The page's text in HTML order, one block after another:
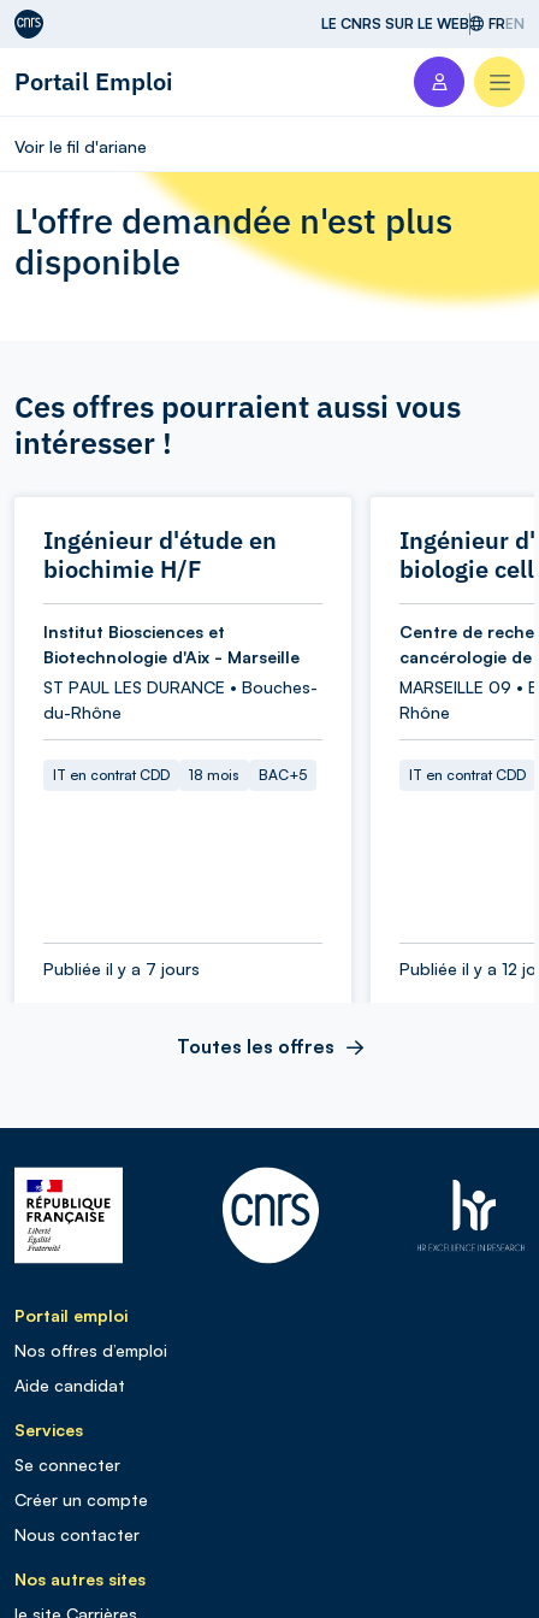
Aller au contenu LE CNRS SUR LE WEB FREN
Portail Emploi
Voir le fil d'ariane
L'offre demandée n'est plus
disponible
Ces offres pourraient aussi vous
intéresser !
Ingénieur d'étude en
biochimie H/F
Institut Biosciences et
Biotechnologie d'Aix - Marseille
ST PAUL LES DURANCE • Bouches-
du-Rhône
IT en contrat CDD 18 mois BAC+5
Publiée il y a 7 jours
Ingénieur
biologie
Centre de
cancérologie de
MARSEILLE 09 •
Rhône
IT en contrat CDD
Publiée il y a 12
Toutes les offres
Portail emploi
Nos offres d’emploi
Aide candidat
Services
Se connecter
Créer un compte
Nous contacter
Nos autres sites
le site Carrières